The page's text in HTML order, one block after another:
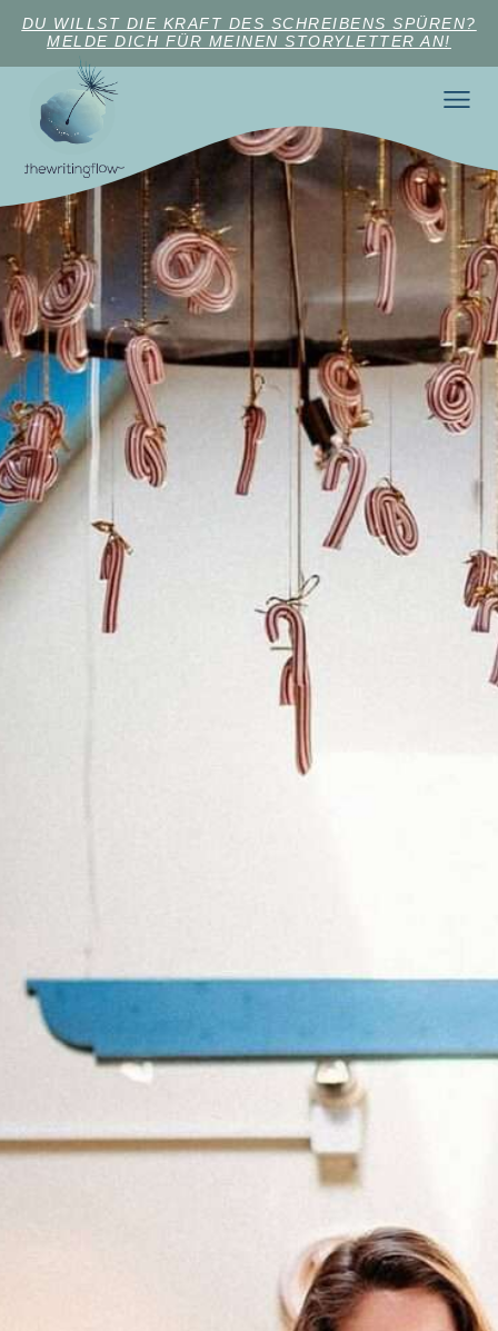
DU WILLST DIE KRAFT DES SCHREIBENS SPÜREN?
MELDE DICH FÜR MEINEN STORYLETTER AN!